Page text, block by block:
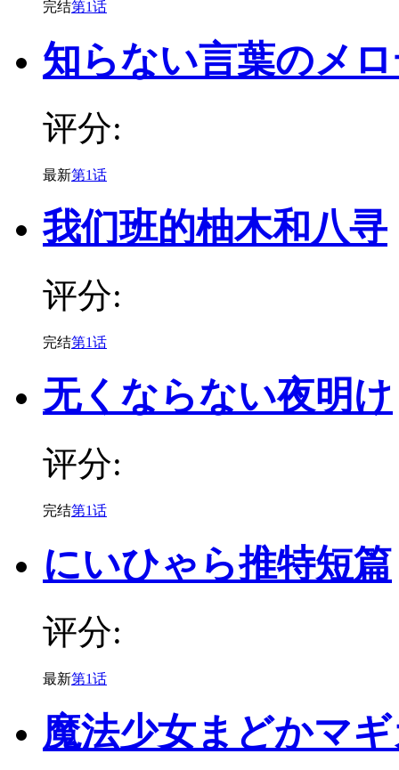
完结第1话
知らない言葉のメ
评分:
最新第1话
我们班的柚木和八寻
评分:
完结第1话
无くならない夜明け
评分:
完结第1话
にいひゃら推特短篇
评分:
最新第1话
魔法少女まどかマ